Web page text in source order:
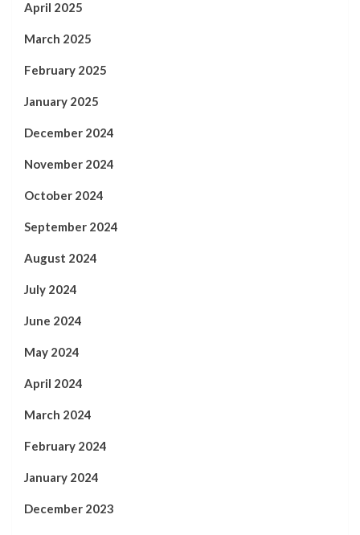
April 2025
March 2025
February 2025
January 2025
December 2024
November 2024
October 2024
September 2024
August 2024
July 2024
June 2024
May 2024
April 2024
March 2024
February 2024
January 2024
December 2023